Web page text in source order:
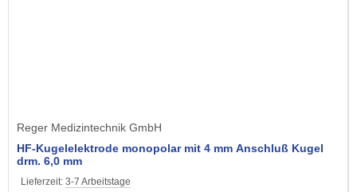
Reger Medizintechnik GmbH
HF-Kugelelektrode monopolar mit 4 mm Anschluß Kugel
drm. 6,0 mm
Lieferzeit: 3-7 Arbeitstage